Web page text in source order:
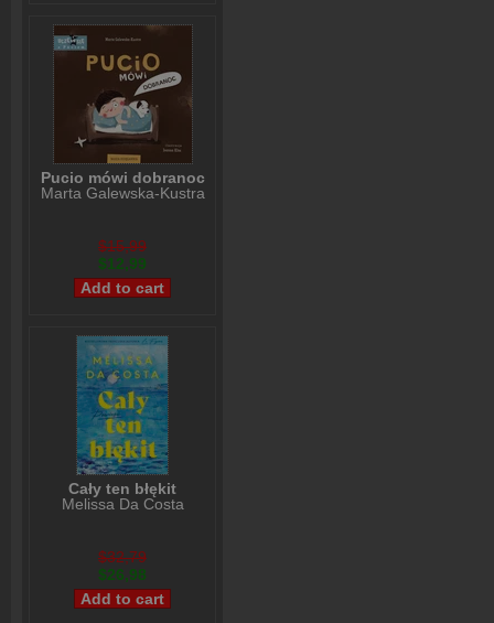
Pucio mówi dobranoc
Marta Galewska-Kustra
$15,99
$12,99
Cały ten błękit
Melissa Da Costa
$32,79
$26,98